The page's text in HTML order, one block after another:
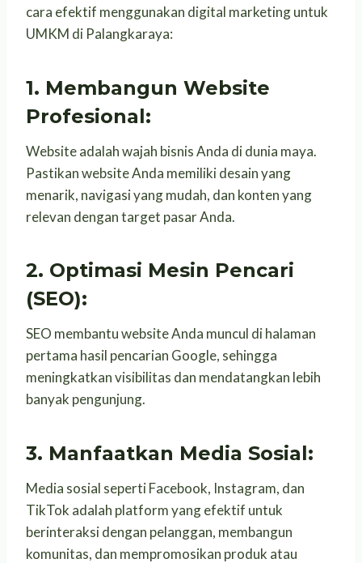
cara efektif menggunakan digital marketing untuk
UMKM di Palangkaraya:
1. Membangun Website
Profesional:
Website adalah wajah bisnis Anda di dunia maya.
Pastikan website Anda memiliki desain yang
menarik, navigasi yang mudah, dan konten yang
relevan dengan target pasar Anda.
2. Optimasi Mesin Pencari
(SEO):
SEO membantu website Anda muncul di halaman
pertama hasil pencarian Google, sehingga
meningkatkan visibilitas dan mendatangkan lebih
banyak pengunjung.
3. Manfaatkan Media Sosial:
Media sosial seperti Facebook, Instagram, dan
TikTok adalah platform yang efektif untuk
berinteraksi dengan pelanggan, membangun
komunitas, dan mempromosikan produk atau